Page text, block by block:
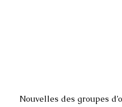
Nouvelles des groupes